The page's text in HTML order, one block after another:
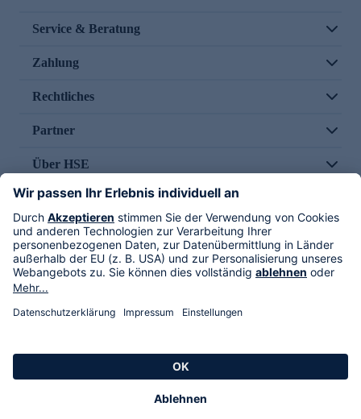
Service & Beratung
Zahlung
Rechtliches
Partner
Über HSE
Im TV
HSE International